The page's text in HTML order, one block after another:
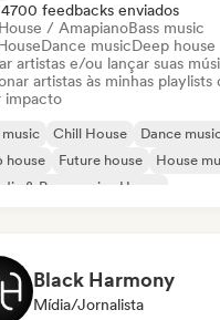
feedbacks enviados
/ AmapianoBass music
Dance musicDeep house
artistas e/ou lançar suas
artistas às minhas playlists
impacto
music Chill House
Dance
house
Future house
House
& Progressive House
Black Harmony
Mídia/Jornalista